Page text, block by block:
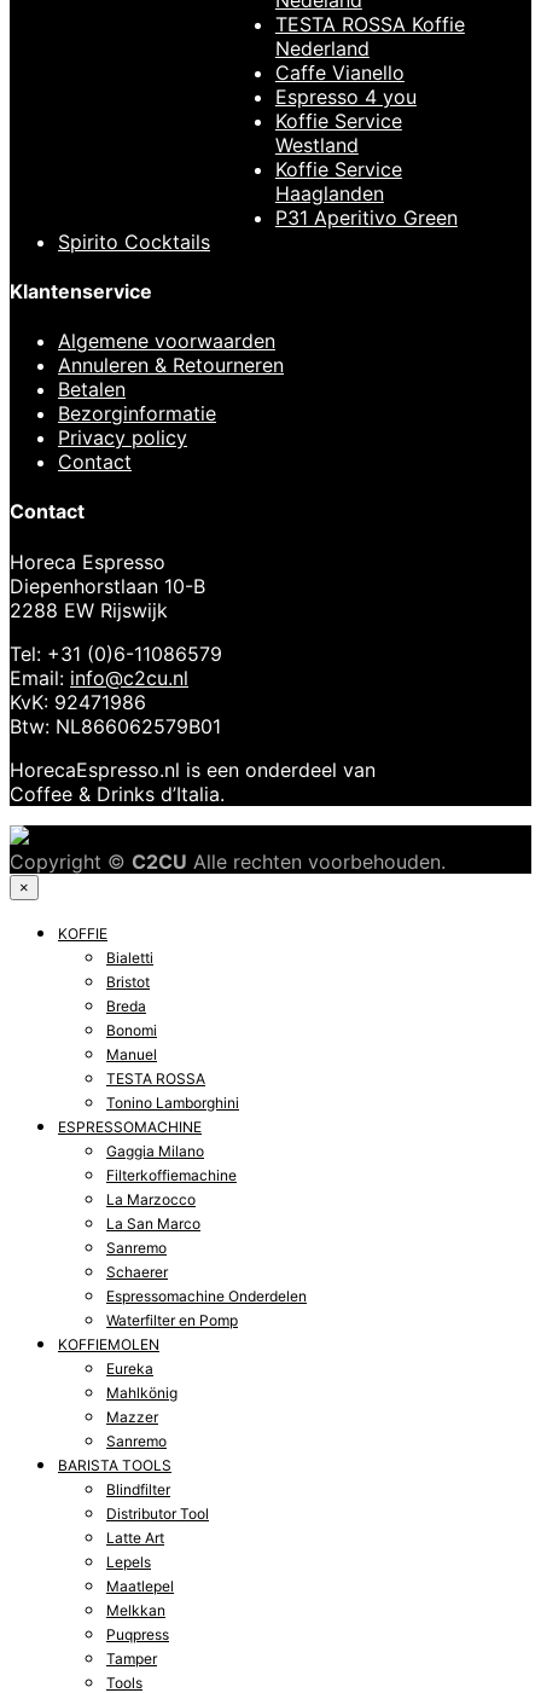
Server Olijfhout 400
TESTA ROSSA Koffie
Nederland
Caffe Vianello
Espresso 4 you
Koffie Service
Westland
Koffie Service
Haaglanden
P31 Aperitivo Green
Spirito Cocktails
Klantenservice
Algemene voorwaarden
Annuleren & Retourneren
Betalen
Bezorginformatie
Privacy policy
Contact
Contact
Horeca Espresso
Diepenhorstlaan 10-B
2288 EW Rijswijk
Tel: +31 (0)6-11086579
Email: info@c2cu.nl
KvK: 92471986
Btw: NL866062579B01
HorecaEspresso.nl is een onderdeel van
Coffee & Drinks d’Italia.
Copyright © C2CU Alle rechten voorbehouden.
×
KOFFIE
Bialetti
Bristot
Breda
Bonomi
Manuel
TESTA ROSSA
Tonino Lamborghini
ESPRESSOMACHINE
Gaggia Milano
Filterkoffiemachine
La Marzocco
La San Marco
Sanremo
Schaerer
Espressomachine Onderdelen
Waterfilter en Pomp
KOFFIEMOLEN
Eureka
Mahlkönig
Mazzer
Sanremo
BARISTA TOOLS
Blindfilter
Distributor Tool
Latte Art
Lepels
Maatlepel
Melkkan
Puqpress
Tamper
Tools